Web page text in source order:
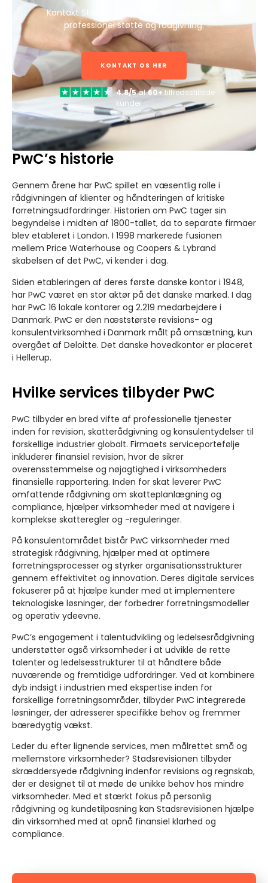
Kontakt Stadsrevisionen for skræddersyet
professionel støtte og rådgivning.
KONTAKT OS HER
4.8/5af60+tilfredsstillede
kunder
PwC’s historie
Gennem årene har PwC spillet en væsentlig rolle i
rådgivningen af klienter og håndteringen af kritiske
forretningsudfordringer. Historien om PwC tager sin
begyndelse i midten af 1800-tallet, da to separate firmaer
blev etableret i London. I 1998 markerede fusionen
mellem Price Waterhouse og Coopers & Lybrand
skabelsen af det PwC, vi kender i dag.
Siden etableringen af deres første danske kontor i 1948,
har PwC været en stor aktør på det danske marked. I dag
har PwC 16 lokale kontorer og 2.219 medarbejdere i
Danmark. PwC er den næststørste revisions- og
konsulentvirksomhed i Danmark målt på omsætning, kun
overgået af Deloitte. Det danske hovedkontor er placeret
i Hellerup.
Hvilke services tilbyder PwC
PwC tilbyder en bred vifte af professionelle tjenester
inden for revision, skatterådgivning og konsulentydelser til
forskellige industrier globalt. Firmaets serviceportefølje
inkluderer finansiel revision, hvor de sikrer
overensstemmelse og nøjagtighed i virksomheders
finansielle rapportering. Inden for skat leverer PwC
omfattende rådgivning om skatteplanlægning og
compliance, hjælper virksomheder med at navigere i
komplekse skatteregler og -reguleringer.
På konsulentområdet bistår PwC virksomheder med
strategisk rådgivning, hjælper med at optimere
forretningsprocesser og styrker organisationsstrukturer
gennem effektivitet og innovation. Deres digitale services
fokuserer på at hjælpe kunder med at implementere
teknologiske løsninger, der forbedrer forretningsmodeller
og operativ ydeevne.
PwC’s engagement i talentudvikling og ledelsesrådgivning
understøtter også virksomheder i at udvikle de rette
talenter og ledelsesstrukturer til at håndtere både
nuværende og fremtidige udfordringer. Ved at kombinere
dyb indsigt i industrien med ekspertise inden for
forskellige forretningsområder, tilbyder PwC integrerede
løsninger, der adresserer specifikke behov og fremmer
bæredygtig vækst.
Leder du efter lignende services, men målrettet små og
mellemstore virksomheder? Stadsrevisionen tilbyder
skræddersyede rådgivning indenfor revisions og regnskab,
der er designet til at møde de unikke behov hos mindre
virksomheder. Med et stærkt fokus på personlig
rådgivning og kundetilpasning kan Stadsrevisionen hjælpe
din virksomhed med at opnå finansiel klarhed og
compliance.